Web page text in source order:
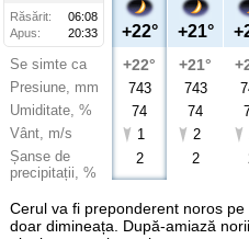
Răsărit:
06:08
Apus:
20:33
Se simte ca
Presiune, mm
Umiditate, %
Vânt, m/s
Șanse de
precipitații, %
+22°
+22°
743
74
1
2
+21°
+21°
743
74
2
2
Cerul va fi preponderent noros
doar dimineața. După-amiază